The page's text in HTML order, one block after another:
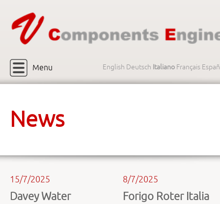
Menu English Deutsch Italiano Français
News
15/7/2025
Davey Water
8/7/2025
Forigo Roter Italia